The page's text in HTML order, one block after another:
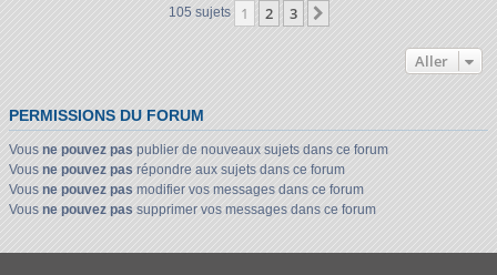
105 sujets 1 2 3
Aller
PERMISSIONS DU FORUM
Vous ne pouvez pas publier de nouveaux sujets dans ce forum
Vous ne pouvez pas répondre aux sujets dans ce forum
Vous ne pouvez pas modifier vos messages dans ce forum
Vous ne pouvez pas supprimer vos messages dans ce forum